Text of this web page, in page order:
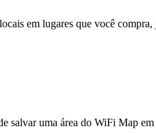
em lugares que você compra,
salvar uma área do WiFi Map